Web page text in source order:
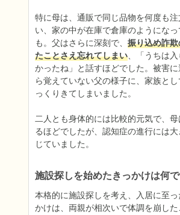
特に母は、通販で同じ品物を何度も注
い、家の中が在庫で倉庫のようになっ
も。父はさらに深刻で、 振り込め詐
たことさえ忘れてしまい、「うちは入
かったね」と話すほどでした。被害
ら覚えていない父の様子に、家族と
っくりきてしまいました。
二人とも身体的には比較的元気で、
るほどでしたが、認知症の進行には
じていました。
施設探しを始めたきっかけは何
本格的に施設探しを考え、入居に至
かけは、両親が相次いで体調を崩した